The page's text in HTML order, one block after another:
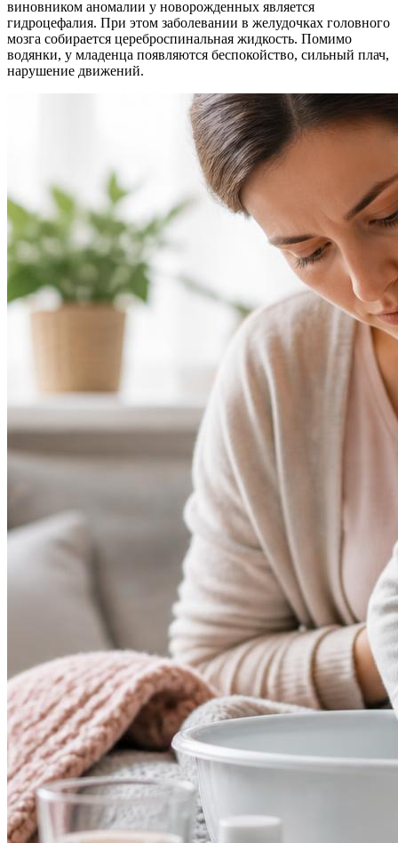
виновником аномалии у новорожденных является
гидроцефалия. При этом заболевании в желудочках головного
мозга собирается цереброспинальная жидкость. Помимо
водянки, у младенца появляются беспокойство, сильный плач,
нарушение движений.